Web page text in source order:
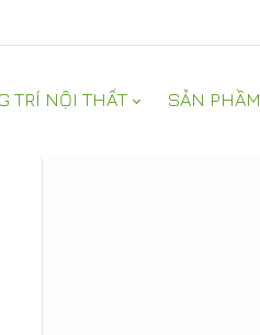
TRÍ NỘI THẤT SẢN PHẦM